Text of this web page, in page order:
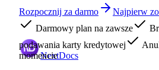
Rozpocznij za darmo
Najpierw
Darmowy plan na zawsze
podawania karty kredytowej
momencieNextDocs